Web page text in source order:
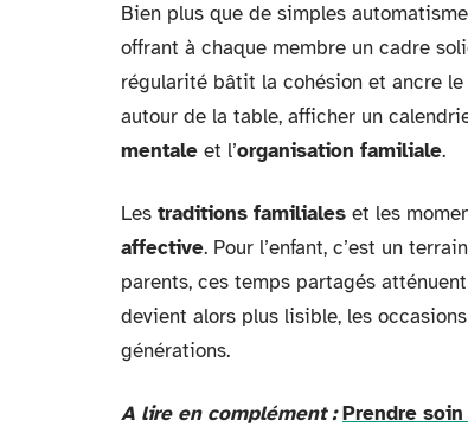
Bien plus que de simples
offrant à chaque membre un cadre
régularité bâtit la cohésion et ancre
autour de la table, afficher un
mentale et l’organisation familiale.
Les traditions familiales et les
affective. Pour l’enfant, c’est un
parents, ces temps partagés
devient alors plus lisible, les
générations.
A lire en complément : Prendre